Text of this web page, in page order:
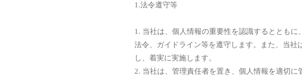
1.法令遵守等
1. 当社は、個人情報の重要性を認識するととも
法令、ガイドライン等を遵守します。また、当
し、着実に実施します。
2. 当社は、管理責任者を置き、個人情報を適切